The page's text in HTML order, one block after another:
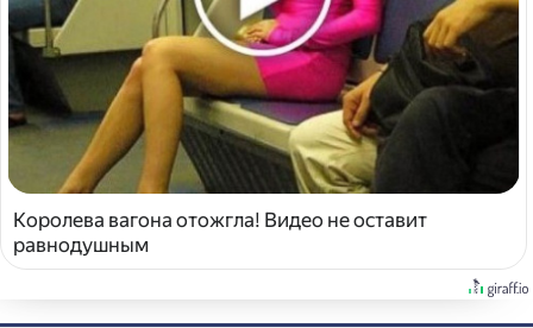
Королева вагона отожгла! Видео не оставит
равнодушным